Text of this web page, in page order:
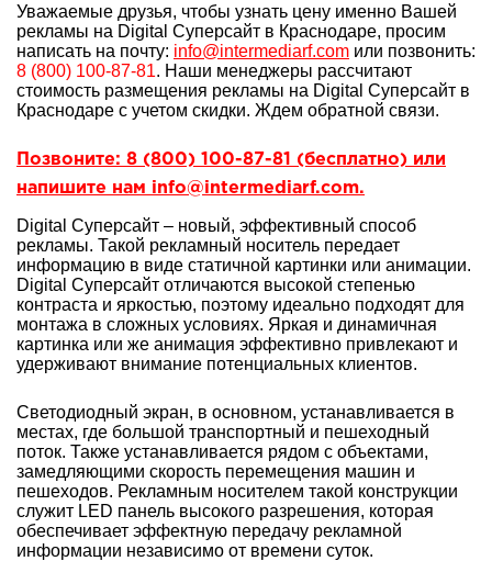
Уважаемые друзья, чтобы узнать цену именно Вашей
рекламы на Digital Суперсайт в Краснодаре, просим
написать на почту: info@intermediarf.com или позвонить:
8 (800) 100-87-81. Наши менеджеры рассчитают
стоимость размещения рекламы на Digital Суперсайт в
Краснодаре с учетом скидки. Ждем обратной связи.
Позвоните: 8 (800) 100-87-81 (бесплатно) или
напишите нам info@intermediarf.com.
Digital Суперсайт – новый, эффективный способ
рекламы. Такой рекламный носитель передает
информацию в виде статичной картинки или анимации.
Digital Суперсайт отличаются высокой степенью
контраста и яркостью, поэтому идеально подходят для
монтажа в сложных условиях. Яркая и динамичная
картинка или же анимация эффективно привлекают и
удерживают внимание потенциальных клиентов.
Светодиодный экран, в основном, устанавливается в
местах, где большой транспортный и пешеходный
поток. Также устанавливается рядом с объектами,
замедляющими скорость перемещения машин и
пешеходов. Рекламным носителем такой конструкции
служит LED панель высокого разрешения, которая
обеспечивает эффектную передачу рекламной
информации независимо от времени суток.